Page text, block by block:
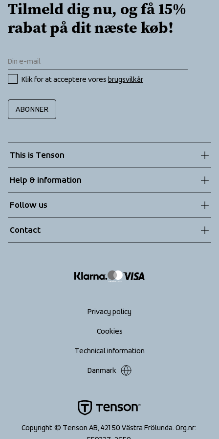
Tilmeld dig nu, og få 15%
rabat på dit næste køb!
Klik for at acceptere vores brugsvilkår
ABONNER
This is Tenson
Sustainability
Technologies
Help & information
Terms & Conditions
Returns
Follow us
Contact
Copyright © Tenson AB, 421 50 Västra Frölunda. Org.nr:
Privacy policy
Cookies
Technical information
Danmark